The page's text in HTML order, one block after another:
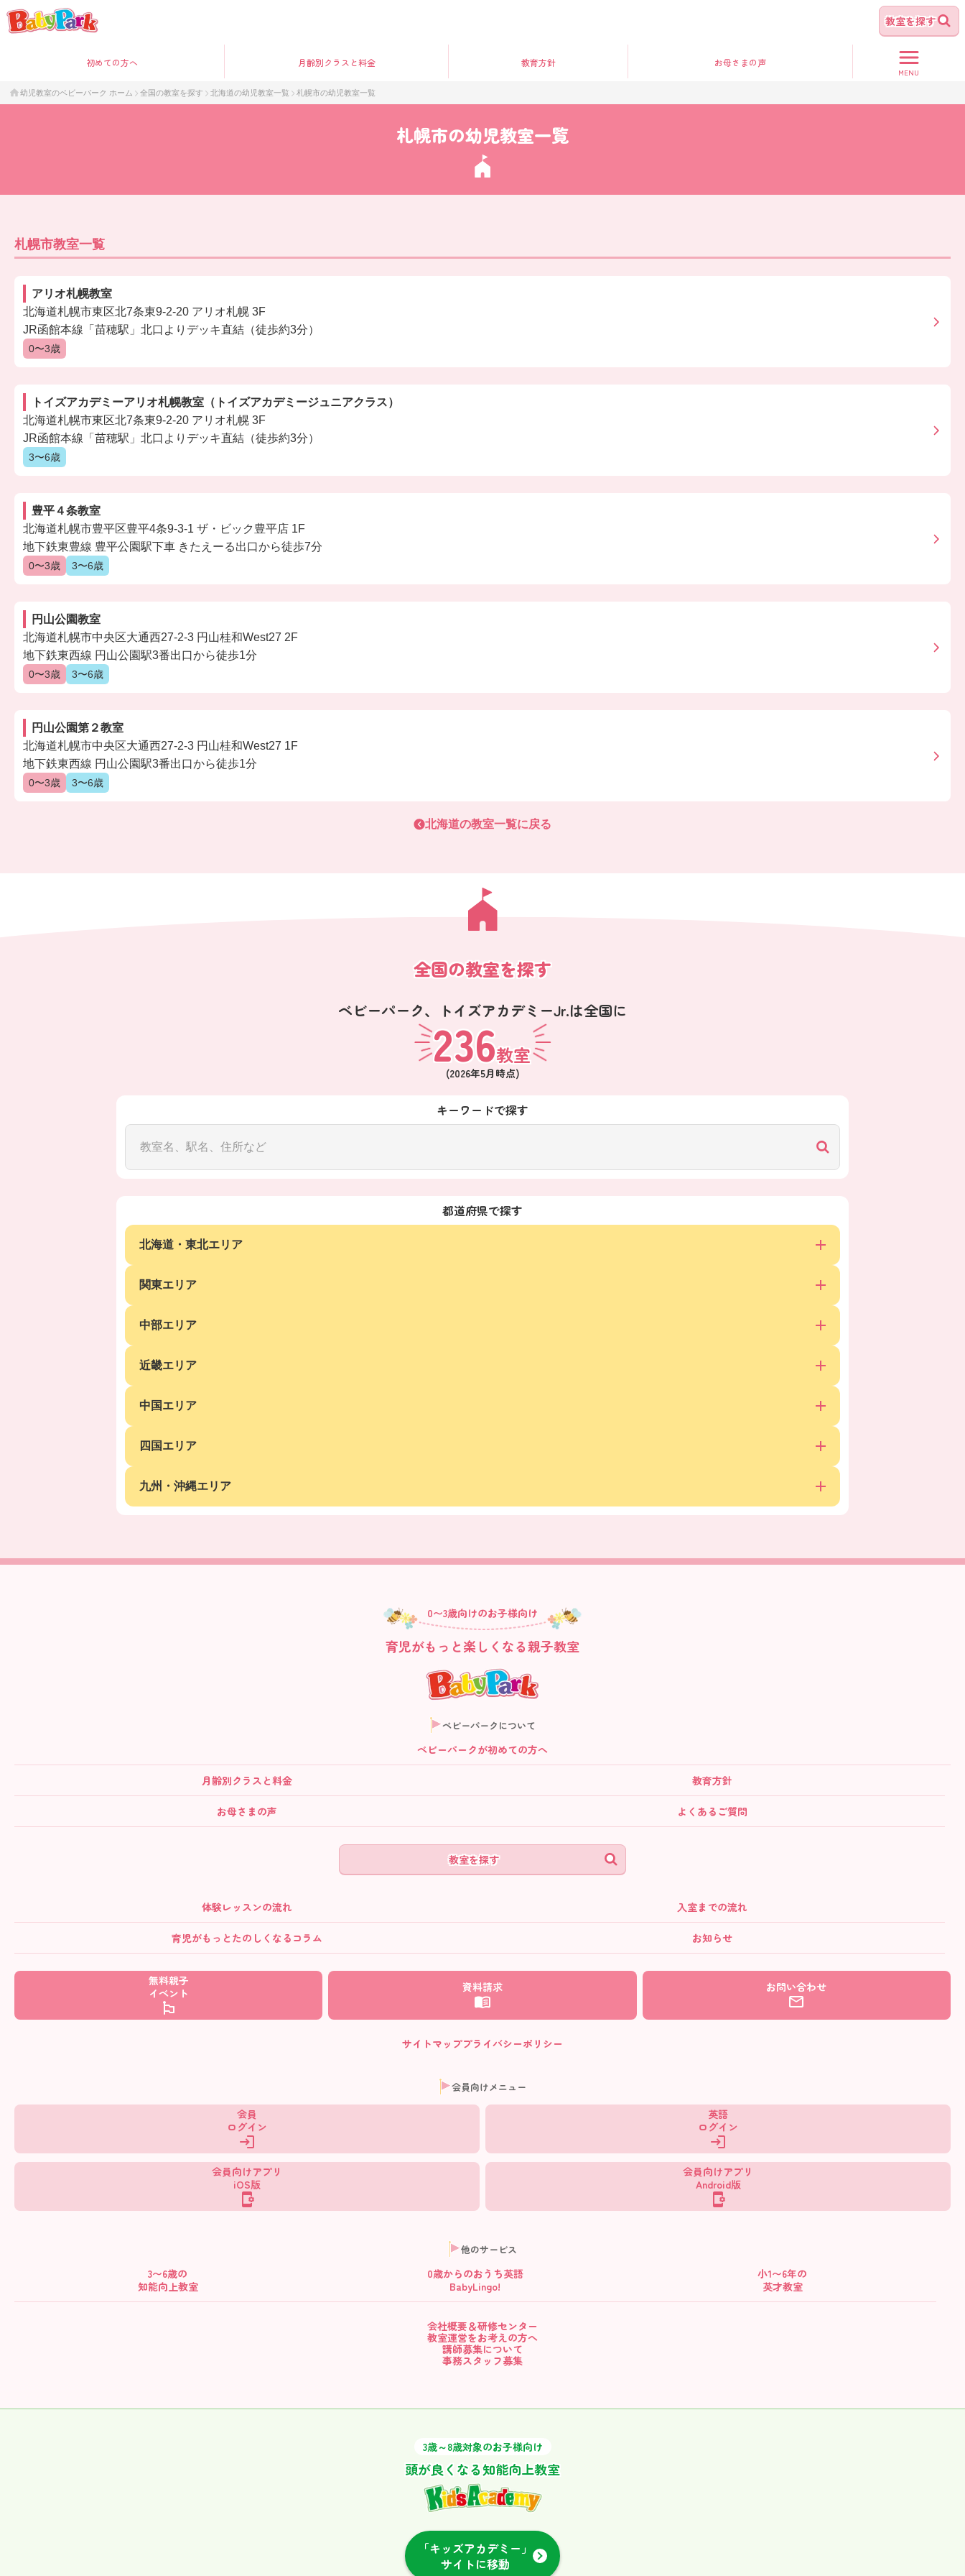
教室を探す
初めての方へ 月齢別クラス と料金 教育方針 お母さまの声
MENU
幼児教室のベビーパーク ホーム 全国の教室を探す 北海道の幼児教室一覧 札幌市の幼児教室一覧
札幌市の幼児教室一覧
札幌市教室一覧
アリオ札幌教室
北海道札幌市東区北7条東9-2-20 アリオ札幌 3F
JR函館本線「苗穂駅」北口よりデッキ直結（徒歩約3分）
0〜3歳
トイズアカデミーアリオ札幌教室（トイズアカデミージュニアクラス）
北海道札幌市東区北7条東9-2-20 アリオ札幌 3F
JR函館本線「苗穂駅」北口よりデッキ直結（徒歩約3分）
3〜6歳
豊平４条教室
北海道札幌市豊平区豊平4条9-3-1 ザ・ビック豊平店 1F
地下鉄東豊線 豊平公園駅下車 きたえーる出口から徒歩7分
0〜3歳 3〜6歳
円山公園教室
北海道札幌市中央区大通西27-2-3 円山桂和West27 2F
地下鉄東西線 円山公園駅3番出口から徒歩1分
0〜3歳 3〜6歳
円山公園第２教室
北海道札幌市中央区大通西27-2-3 円山桂和West27 1F
地下鉄東西線 円山公園駅3番出口から徒歩1分
0〜3歳 3〜6歳
北海道の教室一覧に戻る
全国の教室を探す
ベビーパーク、 トイズアカデミーJr.は全国に
236教室
(2026年5月 時点)
キーワードで探す
都道府県で探す
北海道・東北エリア
関東エリア
中部エリア
近畿エリア
中国エリア
四国エリア
九州・沖縄エリア
0〜3歳向けのお子様向け
育児がもっと楽しくなる親子教室
ベビーパークについて
ベビーパークが初めての方へ
月齢別クラス と料金 教育方針
お母さまの声 よくあるご質問
教室を探す
体験レッスンの流れ 入室までの流れ
育児がもっとたのしくなるコラム お知らせ
無料親子
イベント
資料請求 お問い合わせ
サイトマッププライバシーポリシー
会員向けメニュー
会員
ログイン
英語
ログイン
会員向けアプリ
iOS版
会員向けアプリ
Android版
他のサービス
3〜6歳の
知能向上教室
0歳からのおうち英語
BabyLingo!
小1〜6年の
英才教室
会社概要＆研修センター
教室運営をお考えの方へ
講師募集について
事務スタッフ募集
3歳～8歳対象のお子様向け
頭が良くなる知能向上教室
「キッズアカデミー」
サイトに移動